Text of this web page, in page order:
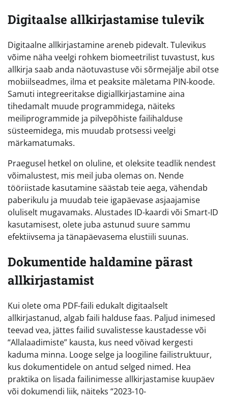
Digitaalse allkirjastamise tulevik
Digitaalne allkirjastamine areneb pidevalt. Tulevikus
võime näha veelgi rohkem biomeetrilist tuvastust, kus
allkirja saab anda näotuvastuse või sõrmejälje abil otse
mobiilseadmes, ilma et peaksite mäletama PIN-koode.
Samuti integreeritakse digiallkirjastamine aina
tihedamalt muude programmidega, näiteks
meiliprogrammide ja pilvepõhiste failihalduse
süsteemidega, mis muudab protsessi veelgi
märkamatumaks.
Praegusel hetkel on oluline, et oleksite teadlik nendest
võimalustest, mis meil juba olemas on. Nende
tööriistade kasutamine säästab teie aega, vähendab
paberikulu ja muudab teie igapäevase asjaajamise
oluliselt mugavamaks. Alustades ID-kaardi või Smart-ID
kasutamisest, olete juba astunud suure sammu
efektiivsema ja tänapäevasema elustiili suunas.
Dokumentide haldamine pärast
allkirjastamist
Kui olete oma PDF-faili edukalt digitaalselt
allkirjastanud, algab faili halduse faas. Paljud inimesed
teevad vea, jättes failid suvalistesse kaustadesse või
“Allalaadimiste” kausta, kus need võivad kergesti
kaduma minna. Looge selge ja loogiline failistruktuur,
kus dokumentidele on antud selged nimed. Hea
praktika on lisada failinimesse allkirjastamise kuupäev
või dokumendi liik, näiteks “2023-10-